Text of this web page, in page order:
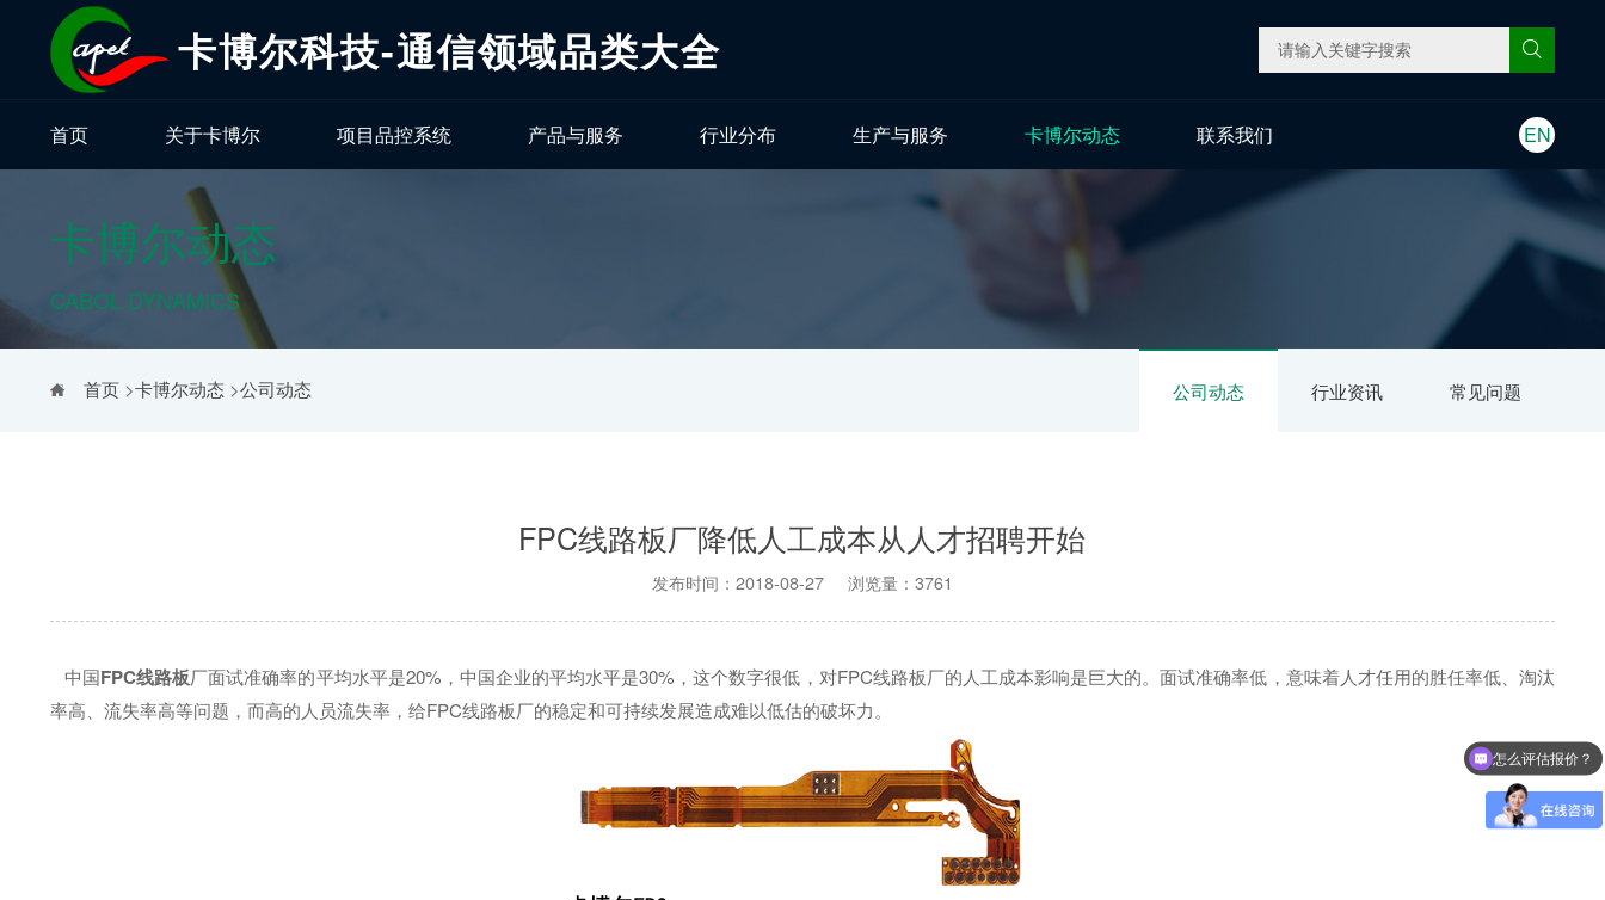
卡博尔科技-通信领域品类大全
首页 关于卡博尔 项目品控系统 产品与服务 行业分布 生产与服务 卡博尔动态 联系我们 EN
卡博尔动态
CABOL DYNAMICS
公司动态 行业资讯 常见问题
首页>卡博尔动态>公司动态
FPC线路板厂降低人工成本从人才招聘开始
发布时间：2018-08-27 浏览量：3761
中国FPC线路板厂面试准确率的平均水平是20%，中国企业的平均水平是30%，这个数字很低，对FPC线路板厂的人工成本影响是巨大的。面试准确率低，意味着人才任用的胜任率低、淘汰
率高、流失率高等问题，而高的人员流失率，给FPC线路板厂的稳定和可持续发展造成难以低估的破坏力。
怎么评估报价？
可以做fpc和软硬结合板吗